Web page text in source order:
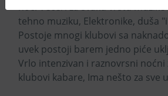
noć. Večeri za svaku vrstu
tehno muziku, Elektronike, duša
Postoje mnogi klubovi sa
uvek postoji barem jedno piće
Vrlo intenzivan i raznovrsni
klubovi kabare, Ima nešto za sve